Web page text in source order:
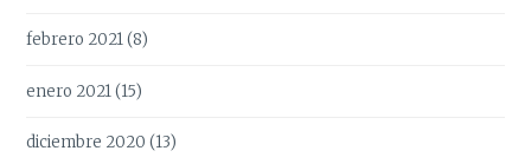
febrero 2021(8)
enero 2021(15)
diciembre 2020 (13)